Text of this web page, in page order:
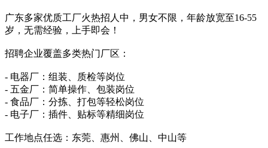
广东多家优质工厂火热招人中，男女不限，年龄放宽至16-55
岁，无需经验，上手即会！
招聘企业覆盖多类热门厂区：
- 电器厂：组装、质检等岗位
- 五金厂：简单操作、包装岗位
- 食品厂：分拣、打包等轻松岗位
- 电子厂：插件、贴标等精细岗位
工作地点任选：东莞、惠州、佛山、中山等